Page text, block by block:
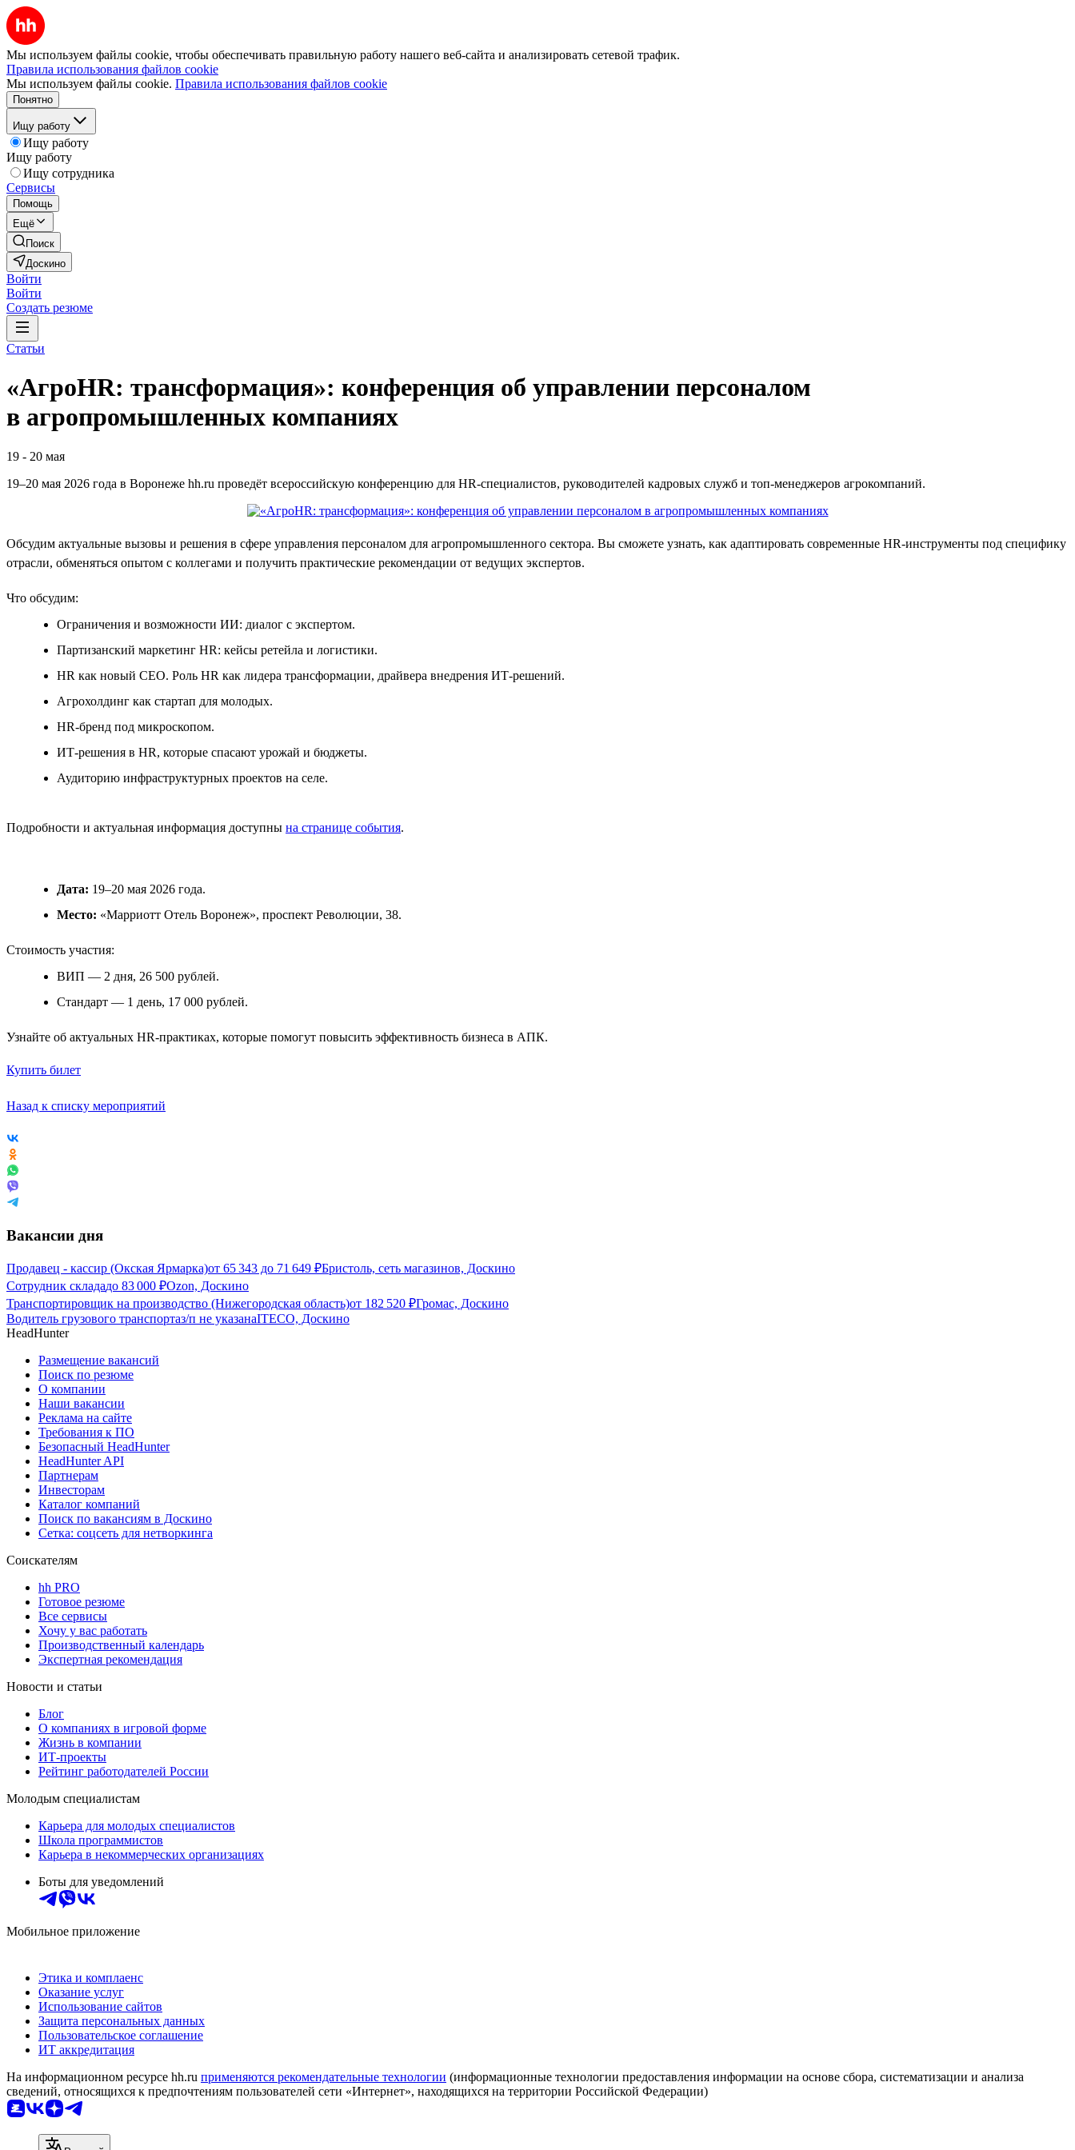
Мы используем файлы cookie, чтобы обеспечивать правильную работу нашего веб-сайта и анализировать сетевой трафик.
Правила использования файлов cookie
Мы используем файлы cookie. Правила использования файлов cookie
Понятно
Ищу работу
Ищу работу
Ищу работу
Ищу сотрудника
Сервисы
Помощь
Ещё
Поиск
Доскино
Войти
Войти
Создать резюме
Статьи
«АгроHR: трансформация»: конференция об управлении персоналом
в агропромышленных компаниях
19 - 20 мая
19–20 мая 2026 года в Воронеже hh.ru проведёт всероссийскую конференцию для HR‑специалистов, руководителей кадровых служб и топ‑менеджеров агрокомпаний.
Обсудим актуальные вызовы и решения в сфере управления персоналом для агропромышленного сектора. Вы сможете узнать, как адаптировать современные HR‑инструменты под специфику
отрасли, обменяться опытом с коллегами и получить практические рекомендации от ведущих экспертов.
Что обсудим:
Ограничения и возможности ИИ: диалог с экспертом.
Партизанский маркетинг HR: кейсы ретейла и логистики.
HR как новый CEO. Роль HR как лидера трансформации, драйвера внедрения ИТ-решений.
Агрохолдинг как стартап для молодых.
HR-бренд под микроскопом.
ИТ-решения в HR, которые спасают урожай и бюджеты.
Аудиторию инфраструктурных проектов на селе.
Подробности и актуальная информация доступны на странице события.
Дата: 19–20 мая 2026 года.
Место: «Марриотт Отель Воронеж», проспект Революции, 38.
Стоимость участия:
ВИП — 2 дня, 26 500 рублей.
Стандарт — 1 день, 17 000 рублей.
Узнайте об актуальных HR-практиках, которые помогут повысить эффективность бизнеса в АПК.
Купить билет
Назад к списку мероприятий
Вакансии дня
Продавец - кассир (Окская Ярмарка)от 65 343 до 71 649 ₽Бристоль, сеть магазинов, Доскино
Сотрудник склададо 83 000 ₽Ozon, Доскино
Транспортировщик на производство (Нижегородская область)от 182 520 ₽Громас, Доскино
Водитель грузового транспортаз/п не указанаITECO, Доскино
HeadHunter
Размещение вакансий
Поиск по резюме
О компании
Наши вакансии
Реклама на сайте
Требования к ПО
Безопасный HeadHunter
HeadHunter API
Партнерам
Инвесторам
Каталог компаний
Поиск по вакансиям в Доскино
Сетка: соцсеть для нетворкинга
Соискателям
hh PRO
Готовое резюме
Все сервисы
Хочу у вас работать
Производственный календарь
Экспертная рекомендация
Новости и статьи
Блог
О компаниях в игровой форме
Жизнь в компании
ИТ-проекты
Рейтинг работодателей России
Молодым специалистам
Карьера для молодых специалистов
Школа программистов
Карьера в некоммерческих организациях
Боты для уведомлений
Мобильное приложение
Этика и комплаенс
Оказание услуг
Использование сайтов
Защита персональных данных
Пользовательское соглашение
ИТ аккредитация
На информационном ресурсе hh.ru применяются рекомендательные технологии (информационные технологии предоставления информации на основе сбора, систематизации и анализа
сведений, относящихся к предпочтениям пользователей сети «Интернет», находящихся на территории Российской Федерации)